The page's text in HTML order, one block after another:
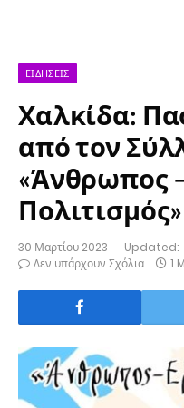
ΕΙΔΉΣΕΙΣ
Χαλκίδα:
από τον
«Άνθρωπος
Πολιτισμός»
30 Μαρτίου 2023 Updated:
Δεν υπάρχουν Σχόλια
1